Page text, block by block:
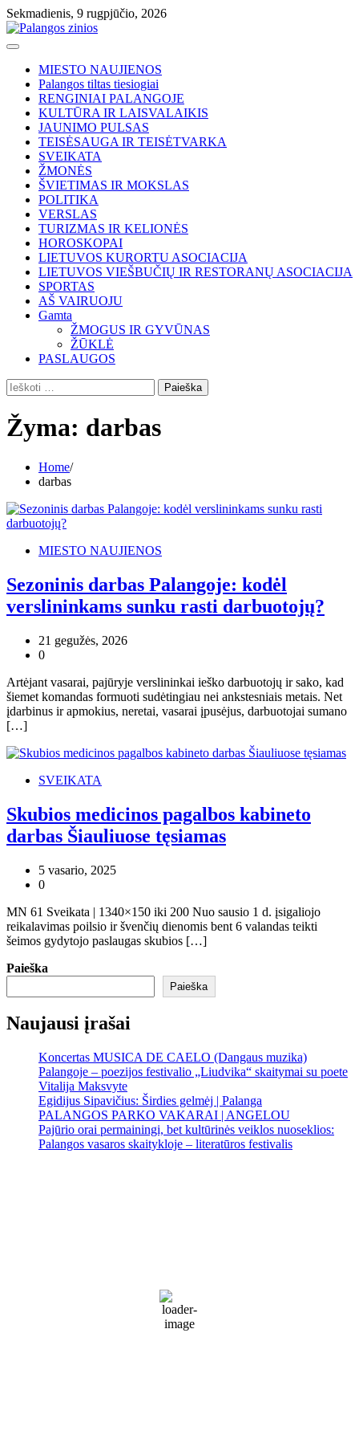
Skip
to
content
Sekmadienis, 9 rugpjūčio, 2026
MIESTO NAUJIENOS
Palangos tiltas tiesiogiai
RENGINIAI PALANGOJE
KULTŪRA IR LAISVALAIKIS
JAUNIMO PULSAS
TEISĖSAUGA IR TEISĖTVARKA
SVEIKATA
ŽMONĖS
ŠVIETIMAS IR MOKSLAS
POLITIKA
VERSLAS
TURIZMAS IR KELIONĖS
HOROSKOPAI
LIETUVOS KURORTU ASOCIACIJA
LIETUVOS VIEŠBUČIŲ IR RESTORANŲ ASOCIACIJA
SPORTAS
AŠ VAIRUOJU
Gamta
ŽMOGUS IR GYVŪNAS
ŽŪKLĖ
PASLAUGOS
Ieškoti:
Žyma: darbas
Home
darbas
MIESTO NAUJIENOS
Sezoninis darbas Palangoje: kodėl
verslininkams sunku rasti darbuotojų?
21 gegužės, 2026
0
Artėjant vasarai, pajūryje verslininkai ieško darbuotojų ir sako, kad
šiemet komandas formuoti sudėtingiau nei ankstesniais metais. Net
įdarbinus ir apmokius, neretai, vasarai įpusėjus, darbuotojai sumano
[…]
SVEIKATA
Skubios medicinos pagalbos kabineto
darbas Šiauliuose tęsiamas
5 vasario, 2025
0
MN 61 Sveikata | 1340×150 iki 200 Nuo sausio 1 d. įsigaliojo
reikalavimas poilsio ir švenčių dienomis bent 6 valandas teikti
šeimos gydytojo paslaugas skubios […]
Paieška
Paieška
Naujausi įrašai
Koncertas MUSICA DE CAELO (Dangaus muzika)
Palangoje – poezijos festivalio „Liudvika“ skaitymai su poete
Vitalija Maksvyte
Egidijus Sipavičius: Širdies gelmėj | Palanga
PALANGOS PARKO VAKARAI | ANGELOU
Pajūrio orai permainingi, bet kultūrinės veiklos nuoseklios:
Palangos vasaros skaitykloje – literatūros festivalis
76 %
1022 mb